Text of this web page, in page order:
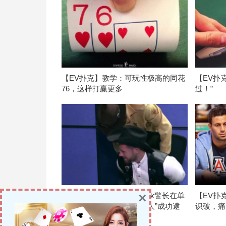
【EV扑克】教学：可玩性极高的同花
76，这样打赢更多
【EV扑
过！”
【EV扑克】正义执行！Polk警长在单
挑中胜出，将匪帮首领“野人”成功逮
捕
【EV扑
识破，
×